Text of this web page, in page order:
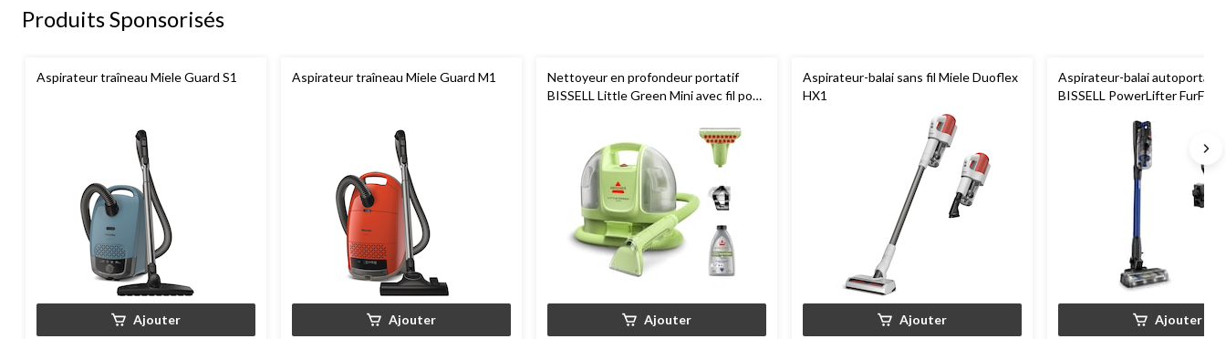
Produits Sponsorisés
Aspirateur traîneau Miele Guard S1
Ajouter
Aspirateur traîneau Miele Guard M1
Ajouter
Nettoyeur en profondeur portatif
BISSELL Little Green Mini avec fil pour
Ajouter
Aspirateur-balai sans fil Miele Duoflex
HX1
Ajouter
Aspirateur-balai autoportant
BISSELL PowerLifter
Ajouter